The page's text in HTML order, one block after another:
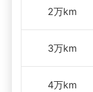
2万km
3万km
4万km